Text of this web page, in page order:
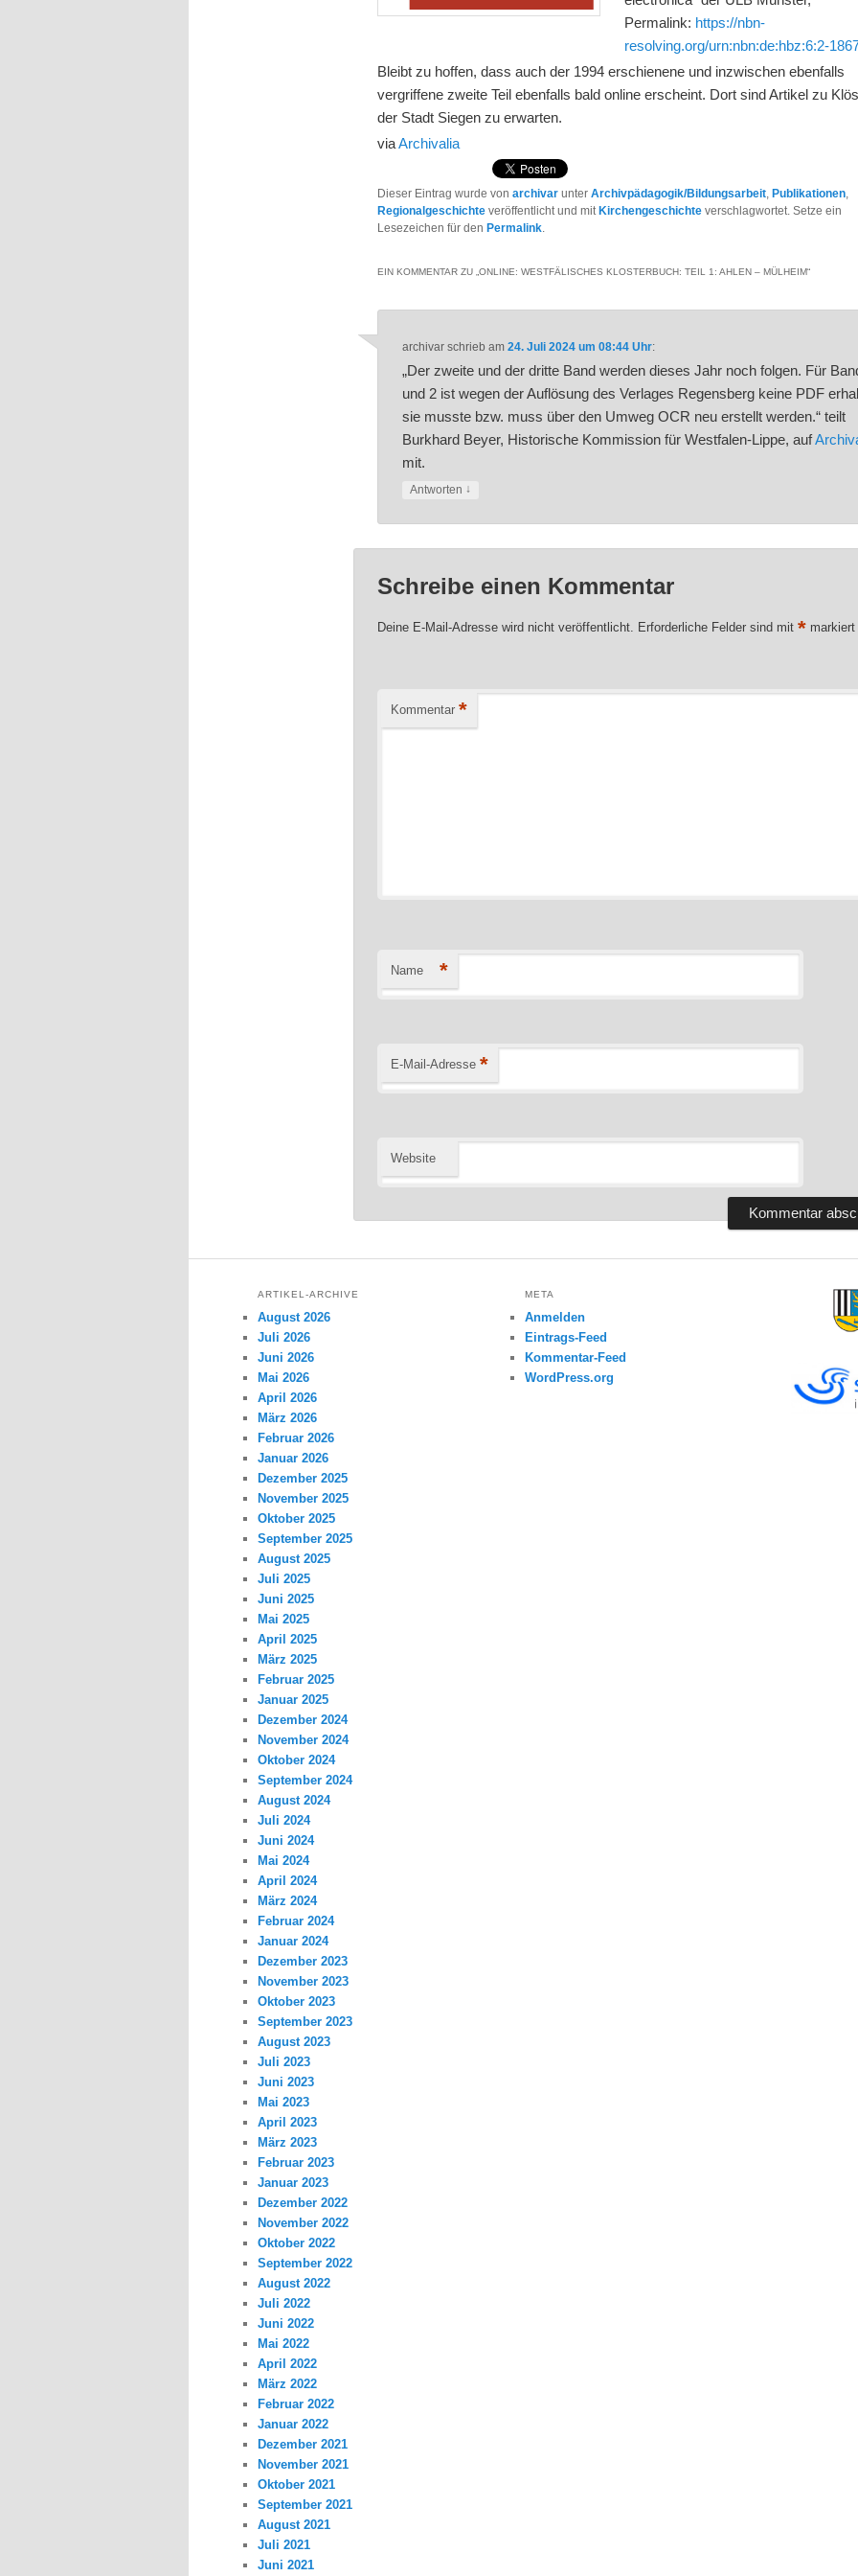
Permalink: https://nbn-
resolving.org/urn:nbn:de:hbz:6:2-
Bleibt zu hoffen, dass auch der 1994 erschienene und inzwischen ebenfalls
vergriffene zweite Teil ebenfalls bald online erscheint. Dort sind Artikel zu
der Stadt Siegen zu erwarten.
viaArchivalia
Dieser Eintrag wurde vonarchivar unterArchivpädagogik/Bildungsarbeit, Publikationen,
Regionalgeschichte veröffentlicht und mit Kirchengeschichte verschlagwortet. Setze ein
Lesezeichen für den Permalink.
EIN KOMMENTAR ZU „ONLINE: WESTFÄLISCHES KLOSTERBUCH: TEIL 1: AHLEN – MÜLHEIM“
archivar schrieb am 24. Juli 2024 um 08:44 Uhr:
„Der zweite und der dritte Band werden dieses Jahr noch folgen. Für
und 2 ist wegen der Auflösung des Verlages Regensberg keine PDF
sie musste bzw. muss über den Umweg OCR neu erstellt werden.“ teilt
Burkhard Beyer, Historische Kommission für Westfalen-Lippe, auf
mit.
Antworten ↓
Schreibe einen Kommentar
Deine E-Mail-Adresse wird nicht veröffentlicht. Erforderliche Felder sind mit* markiert
Kommentar *
Name *
E-Mail-Adresse *
Website
ARTIKEL-ARCHIVE
August 2026
Juli 2026
Juni 2026
Mai 2026
April 2026
März 2026
Februar 2026
Januar 2026
Dezember 2025
November 2025
Oktober 2025
September 2025
August 2025
Juli 2025
Juni 2025
Mai 2025
April 2025
März 2025
Februar 2025
Januar 2025
Dezember 2024
November 2024
Oktober 2024
September 2024
August 2024
Juli 2024
Juni 2024
Mai 2024
April 2024
März 2024
Februar 2024
Januar 2024
Dezember 2023
November 2023
Oktober 2023
September 2023
August 2023
Juli 2023
Juni 2023
Mai 2023
April 2023
März 2023
Februar 2023
Januar 2023
Dezember 2022
November 2022
Oktober 2022
September 2022
August 2022
Juli 2022
Juni 2022
Mai 2022
April 2022
März 2022
Februar 2022
Januar 2022
Dezember 2021
November 2021
Oktober 2021
September 2021
August 2021
Juli 2021
Juni 2021
META
Anmelden
Eintrags-Feed
Kommentar-Feed
WordPress.org